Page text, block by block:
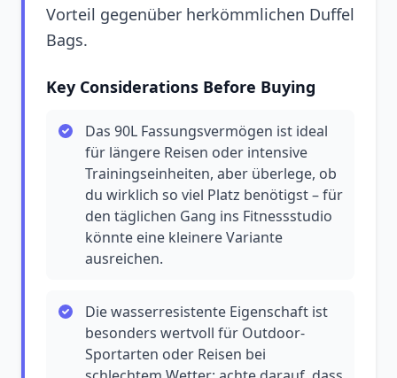
Vorteil gegenüber herkömmlichen Duffel
Bags.
Key Considerations Before Buying
Das 90L Fassungsvermögen ist ideal
für längere Reisen oder intensive
Trainingseinheiten, aber überlege, ob
du wirklich so viel Platz benötigst – für
den täglichen Gang ins Fitnessstudio
könnte eine kleinere Variante
ausreichen.
Die wasserresistente Eigenschaft ist
besonders wertvoll für Outdoor-
Sportarten oder Reisen bei